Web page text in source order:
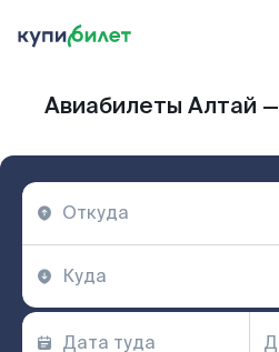
Авиабилеты Алтай